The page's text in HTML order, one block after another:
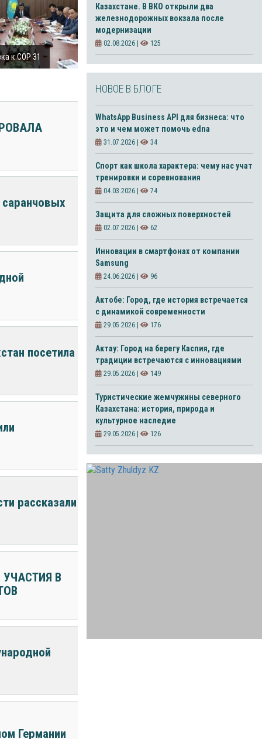
к СОР 31
посетила
рассказали
В
Германии
Казахстане. В ВКО открыли два
железнодорожных вокзала после
модернизации
02.08.2026 | 125
НОВОЕ В БЛОГЕ
WhatsApp Business API для бизнеса: что
это и чем может помочь edna
31.07.2026 | 34
Спорт как школа характера: чему нас учат
тренировки и соревнования
04.03.2026 | 74
Защита для сложных поверхностей
02.07.2026 | 62
Инновации в смартфонах от компании
Samsung
24.06.2026 | 96
Актобе: Город, где история встречается
с динамикой современности
29.05.2026 | 176
Актау: Город на берегу Каспия, где
традиции встречаются с инновациями
29.05.2026 | 149
Туристические жемчужины северного
Казахстана: история, природа и
культурное наследие
29.05.2026 | 126